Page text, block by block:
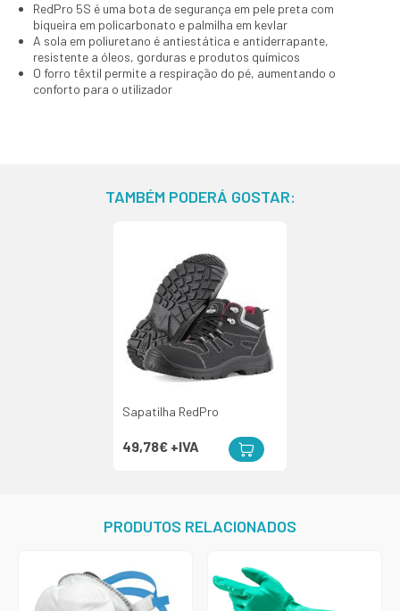
RedPro 5S é uma bota de segurança em pele preta com
biqueira em policarbonato e palmilha em kevlar
A sola em poliuretano é antiestática e antiderrapante,
resistente a óleos, gorduras e produtos químicos
O forro têxtil permite a respiração do pé, aumentando o
conforto para o utilizador
TAMBÉM PODERÁ GOSTAR:
Sapatilha RedPro
49,78€ +IVA
PRODUTOS RELACIONADOS